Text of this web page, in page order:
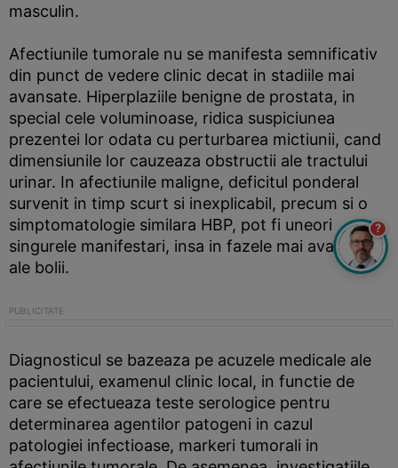
masculin.
Afectiunile tumorale nu se manifesta semnificativ
din punct de vedere clinic decat in stadiile mai
avansate. Hiperplaziile benigne de prostata, in
special cele voluminoase, ridica suspiciunea
prezentei lor odata cu perturbarea mictiunii, cand
dimensiunile lor cauzeaza obstructii ale tractului
urinar. In afectiunile maligne, deficitul ponderal
survenit in timp scurt si inexplicabil, precum si o
simptomatologie similara HBP, pot fi uneori
singurele manifestari, insa in fazele mai avansate
ale bolii.
Diagnosticul se bazeaza pe acuzele medicale ale
pacientului, examenul clinic local, in functie de
care se efectueaza teste serologice pentru
determinarea agentilor patogeni in cazul
patologiei infectioase, markeri tumorali in
?